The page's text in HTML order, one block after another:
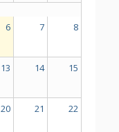
6 7 8
13 14 15
20 21 22